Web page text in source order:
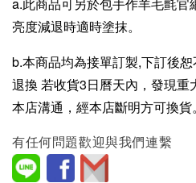
亮度減退時適時塗抹。
b.本商品均為接單訂製,下訂後
退換 若收貨3日曆天內，發現
本店溝通，經本店斷明方可換貨。
有任何問題歡迎與我們連繫